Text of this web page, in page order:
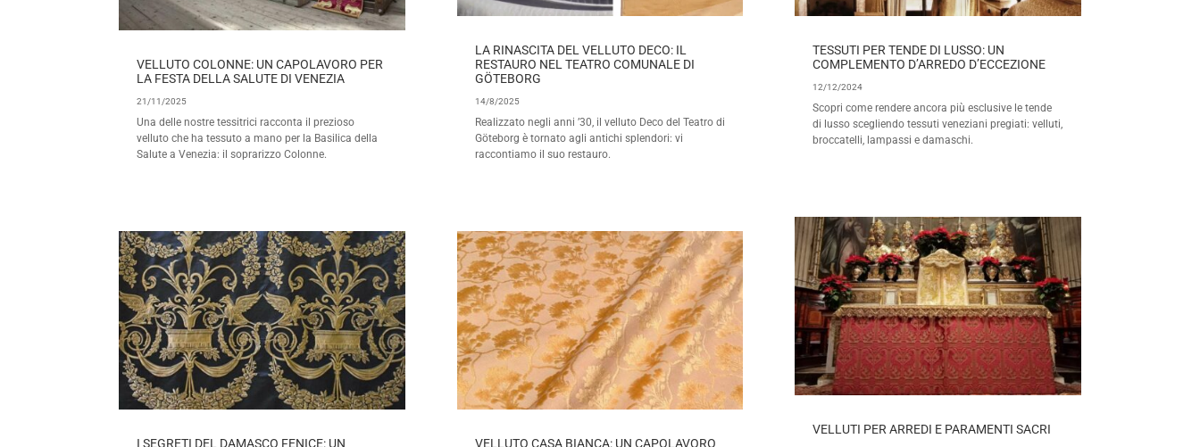
VELLUTO COLONNE: UN CAPOLAVORO PER
LA FESTA DELLA SALUTE DI VENEZIA
21/11/2025
Una delle nostre tessitrici racconta il prezioso
velluto che ha tessuto a mano per la Basilica della
Salute a Venezia: il soprarizzo Colonne.
I SEGRETI DEL DAMASCO FENICE: UN
LA RINASCITA DEL VELLUTO DECO: IL
RESTAURO NEL TEATRO COMUNALE DI
GÖTEBORG
14/8/2025
Realizzato negli anni ’30, il velluto Deco del Teatro di
Göteborg è tornato agli antichi splendori: vi
raccontiamo il suo restauro.
VELLUTO CASA BIANCA: UN CAPOLAVORO
TESSUTI PER TENDE DI LUSSO: UN
COMPLEMENTO D’ARREDO D’ECCEZIONE
12/12/2024
Scopri come rendere ancora più esclusive le tende
di lusso scegliendo tessuti veneziani pregiati: velluti,
broccatelli, lampassi e damaschi.
VELLUTI PER ARREDI E PARAMENTI SACRI